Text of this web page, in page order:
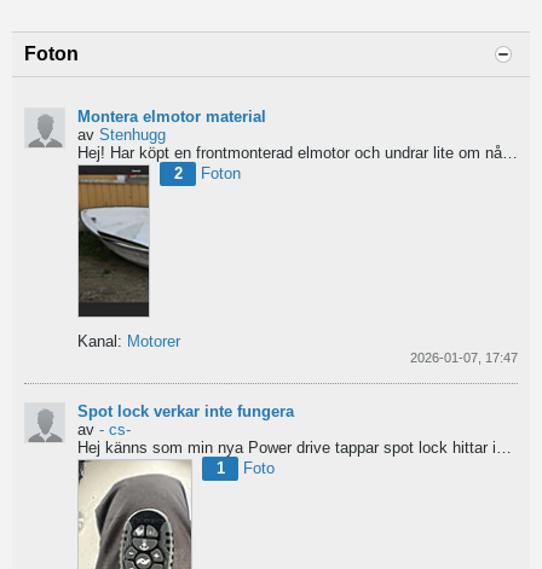
Foton
Montera elmotor material
av Stenhugg
Hej! Har köpt en frontmonterad elmotor och undrar lite om nån har någon tips hur man ska börja bygga...
2
Foton
Kanal: Motorer
2026-01-07, 17:47
Spot lock verkar inte fungera
av - cs-
Hej känns som min nya Power drive tappar spot lock hittar inga manualer eller tips...
1
Foto